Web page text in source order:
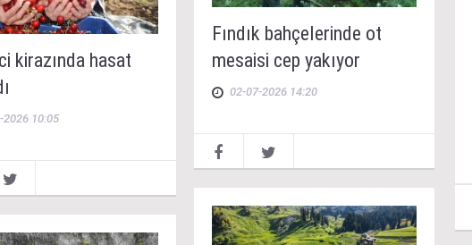
Fındık bahçelerinde ot
mesaisi cep yakıyor
02-07-2026 14:20
kirazında hasat
2026 10:05